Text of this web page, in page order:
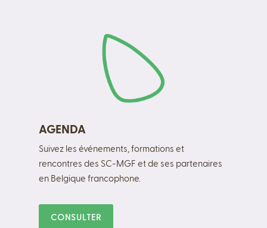
AGENDA
Suivez les événements, formations et
rencontres des SC-MGF et de ses partenaires
en Belgique francophone.
CONSULTER